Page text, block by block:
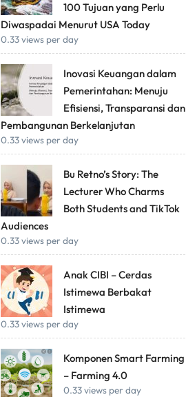
100 Tujuan yang Perlu
Diwaspadai Menurut USA Today
0.33 views per day
Inovasi Keuangan dalam
Pemerintahan: Menuju
Efisiensi, Transparansi dan
Pembangunan Berkelanjutan
0.33 views per day
Bu Retno’s Story: The
Lecturer Who Charms
Both Students and TikTok
Audiences
0.33 views per day
Anak CIBI – Cerdas
Istimewa Berbakat
Istimewa
0.33 views per day
Komponen Smart Farming
– Farming 4.0
0.33 views per day